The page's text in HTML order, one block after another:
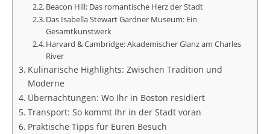
Beacon Hill: Das romantische Herz der Stadt
Das Isabella Stewart Gardner Museum: Ein
Gesamtkunstwerk
Harvard & Cambridge: Akademischer Glanz am Charles
River
Kulinarische Highlights: Zwischen Tradition und
Moderne
Übernachtungen: Wo Ihr in Boston residiert
Transport: So kommt Ihr in der Stadt voran
Praktische Tipps für Euren Besuch